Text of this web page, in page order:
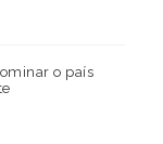
o país